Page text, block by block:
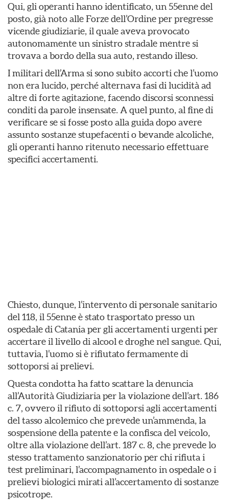
Qui, gli operanti hanno identificato, un 55enne del
posto, già noto alle Forze dell’Ordine per pregresse
vicende giudiziarie, il quale aveva provocato
autonomamente un sinistro stradale mentre si
trovava a bordo della sua auto, restando illeso.
I militari dell’Arma si sono subito accorti che l’uomo
non era lucido, perché alternava fasi di lucidità ad
altre di forte agitazione, facendo discorsi sconnessi
conditi da parole insensate. A quel punto, al fine di
verificare se si fosse posto alla guida dopo avere
assunto sostanze stupefacenti o bevande alcoliche,
gli operanti hanno ritenuto necessario effettuare
specifici accertamenti.
Chiesto, dunque, l’intervento di personale sanitario
del 118, il 55enne è stato trasportato presso un
ospedale di Catania per gli accertamenti urgenti per
accertare il livello di alcool e droghe nel sangue. Qui,
tuttavia, l’uomo si è rifiutato fermamente di
sottoporsi ai prelievi.
Questa condotta ha fatto scattare la denuncia
all’Autorità Giudiziaria per la violazione dell’art. 186
c. 7, ovvero il rifiuto di sottoporsi agli accertamenti
del tasso alcolemico che prevede un’ammenda, la
sospensione della patente e la confisca del veicolo,
oltre alla violazione dell’art. 187 c. 8, che prevede lo
stesso trattamento sanzionatorio per chi rifiuta i
test preliminari, l’accompagnamento in ospedale o i
prelievi biologici mirati all’accertamento di sostanze
psicotrope.